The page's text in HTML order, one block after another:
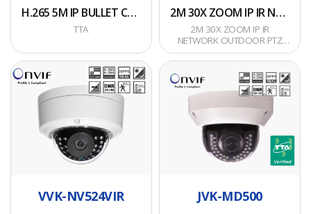
• IP67 ingress
• 펌웨어 버전 :
V30.85.8.2.3.4_250106
• 펌웨어 파일명 :
AVCYON_TTA_250106_W.sw
• 해시값 (SHA-256) :
• 파생모델명 : AVC-
• IPv4, IPv6 지원
• H.265, H.264, MJPEG
• ONVIF 호환
ONVIF Profile S)
• 영상지연 없는 네트워
크 영상전송(2메가픽셀
에서 200ms 이하의 영
상지연)
• 동적 IP 할당 지원
리 카드 슬롯 내장
H.265 5M IP BULLET CAMERA
TTA
• 디지털 노이즈제거기
능(Digital Noise
• 20 pcs Array IR LEDs,
IR distance 60 meters
• PoE 지원 IEEE802.3af
• ONVIF Profile S 호환
• CVBS
• TTA
Version : v11.12.15
v11.12.15-768b8.bin
2M 30X ZOOM IP IR NETWORK OUTDOOR PTZ CAMERA
2M 30X ZOOM IP IR
NETWORK OUTDOOR PTZ
CAMERA
∙ 1080p@30fps frame
rate¸H.264
Compression with
Ambarella Codec
∙ Optical 30x Zoom,
Digital 32x Zoom,
Auto Focus
∙ Day & Night with ICR,
Low up to 0.003Lux
with DSS(x32), LED On:
DNR, Digital Image
VVK-NV524VIR
H.265 5M IP IR OUTDOOR DOME CAMERA
H.265 5M IP IR
OUTDOOR DOME
CAMERA
• 1/2.8" 5.69M Sony
JVK-MD500
H.265 5M IP IR OUTDOOR DOME CAMERA
TTA
• 1/2.8" 5.69M Sony
• 2.7~13.5mm DC